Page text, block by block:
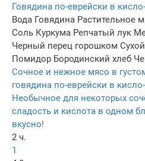
Говядина по-еврейски в
Вода Говядина Растительное
Соль Куркума Репчатый лук
Черный перец горошком
Помидор Бородинский хлеб
Сочное и нежное мясо в
говядина по-еврейски в
Необычное для некоторых
сладость и кислота в одном
вкусно!
2 ч.
1